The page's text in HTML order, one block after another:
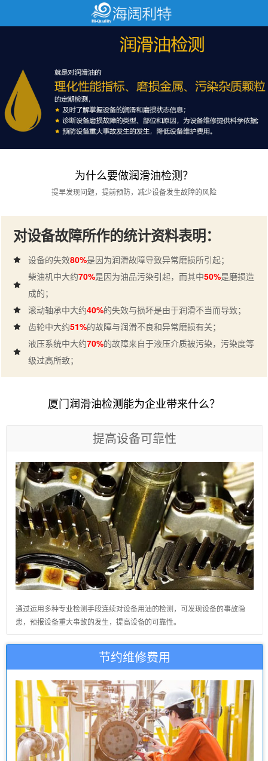
为什么要做润滑油检测？
提早发现问题，提前预防，减少设备发生故障的风险
对设备故障所作的统计资料表明：
设备的失效80%是因为润滑故障导致异常磨损所引起；
柴油机中大约70%是因为油品污染引起，而其中50%是磨损造
成的；
滚动轴承中大约40%的失效与损坏是由于润滑不当而导致；
齿轮中大约51%的故障与润滑不良和异常磨损有关；
液压系统中大约70%的故障来自于液压介质被污染，污染度等
级过高所致；
厦门润滑油检测能为企业带来什么？
提高设备可靠性
通过运用多种专业检测手段连续对设备用油的检测，可发现设备的事故隐
患，预报设备重大事故的发生，提高设备的可靠性。
节约维修费用